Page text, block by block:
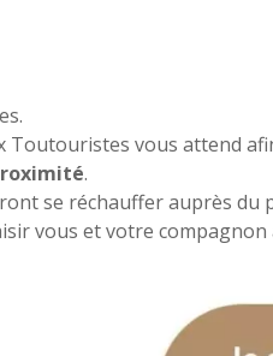
Toutouristes vous attend
.
se réchauffer auprès du
vous et votre